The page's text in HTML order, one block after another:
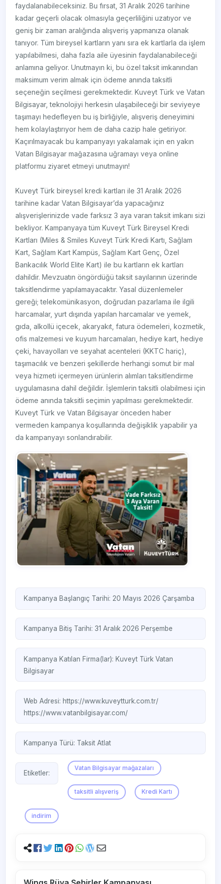
faydalanabileceksiniz. Bu fırsat, 31 Aralık 2026 tarihine
kadar geçerli olacak olmasıyla geçerliliğini uzatıyor ve
geniş bir zaman aralığında alışveriş yapmanıza olanak
tanıyor. Tüm bireysel kartların yanı sıra ek kartlarla da işlem
yapılabilmesi, daha fazla aile üyesinin faydalanabileceği
anlamına geliyor. Unutmayın ki, bu özel taksit imkanından
maksimum verim almak için ödeme anında taksitli
seçeneğin seçilmesi gerekmektedir. Kuveyt Türk ve Vatan
Bilgisayar, teknolojiyi herkesin ulaşabileceği bir seviyeye
taşımayı hedefleyen bu iş birliğiyle, alışveriş deneyimini
hem kolaylaştırıyor hem de daha cazip hale getiriyor.
Kaçırılmayacak bu kampanyayı yakalamak için en yakın
Vatan Bilgisayar mağazasına uğramayı veya online
platformu ziyaret etmeyi unutmayın!
Kuveyt Türk bireysel kredi kartları ile 31 Aralık 2026
tarihine kadar Vatan Bilgisayar’da yapacağınız
alışverişlerinizde vade farksız 3 aya varan taksit imkanı sizi
bekliyor. Kampanyaya tüm Kuveyt Türk Bireysel Kredi
Kartları (Miles & Smiles Kuveyt Türk Kredi Kartı, Sağlam
Kart, Sağlam Kart Kampüs, Sağlam Kart Genç, Özel
Bankacılık World Elite Kart) ile bu kartların ek kartları
dahildir. Mevzuatın öngördüğü taksit sayılarının üzerinde
taksitlendirme yapılamayacaktır. Yasal düzenlemeler
gereği; telekomünikasyon, doğrudan pazarlama ile ilgili
harcamalar, yurt dışında yapılan harcamalar ve yemek,
gıda, alkollü içecek, akaryakıt, fatura ödemeleri, kozmetik,
ofis malzemesi ve kuyum harcamaları, hediye kart, hediye
çeki, havayolları ve seyahat acenteleri (KKTC hariç),
taşımacılık ve benzeri şekillerde herhangi somut bir mal
veya hizmeti içermeyen ürünlerin alımları taksitlendirme
uygulamasına dahil değildir. İşlemlerin taksitli olabilmesi için
ödeme anında taksitli seçimin yapılması gerekmektedir.
Kuveyt Türk ve Vatan Bilgisayar önceden haber
vermeden kampanya koşullarında değişiklik yapabilir ya
da kampanyayı sonlandırabilir.
Kampanya Başlangıç Tarihi: 20 Mayıs 2026 Çarşamba
Kampanya Bitiş Tarihi: 31 Aralık 2026 Perşembe
Kampanya Katılan Firma(lar): Kuveyt TürkVatan
Bilgisayar
Web Adresi: https://www.kuveytturk.com.tr/
https://www.vatanbilgisayar.com/
Kampanya Türü: Taksit Atlat
Etiketler:
Vatan Bilgisayar mağazaları
taksitli alışveriş Kredi Kartı
indirim